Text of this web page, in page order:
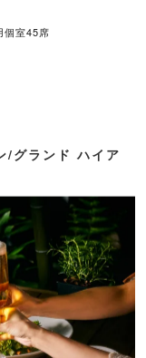
個室45席
/グランド ハイア